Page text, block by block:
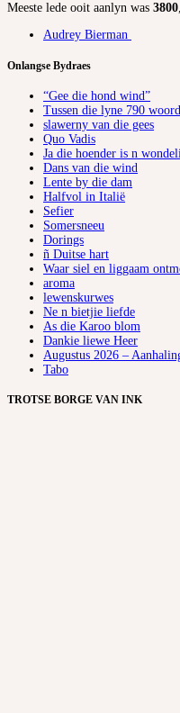
Meeste lede ooit aanlyn was 3800
Audrey Bierman
Onlangse Bydraes
“Gee die hond wind”
Tussen die lyne 790
slawerny van die gees
Quo Vadis
Ja die hoender is n
Dans van die wind
Lente by die dam
Halfvol in Italië
Sefier
Somersneeu
Dorings
ñ Duitse hart
Waar siel en liggaam
aroma
lewenskurwes
Ne n bietjie liefde
As die Karoo blom
Dankie liewe Heer
Augustus 2026 –
Tabo
TROTSE BORGE VAN INK